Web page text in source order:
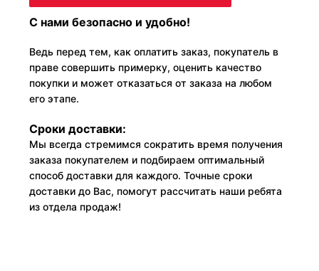
С нами безопасно и удобно!
Ведь перед тем, как оплатить заказ, покупатель в
праве совершить примерку, оценить качество
покупки и может отказаться от заказа на любом
его этапе.
Сроки доставки:
Мы всегда стремимся сократить время получения
заказа покупателем и подбираем оптимальный
способ доставки для каждого. Точные сроки
доставки до Вас, помогут рассчитать наши ребята
из отдела продаж!